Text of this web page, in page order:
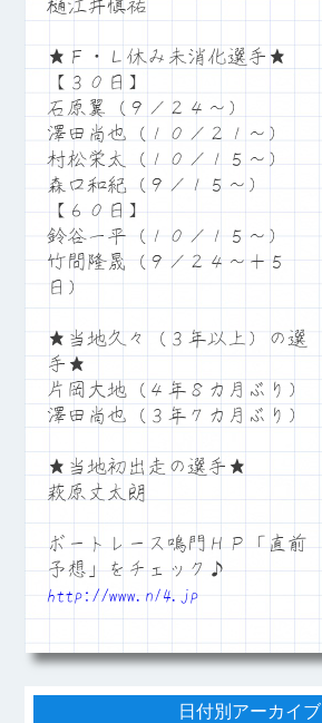
樋江井愼祐
★Ｆ・Ｌ休み未消化選手★
【３０日】
石原翼（９／２４～）
澤田尚也（１０／２１～）
村松栄太（１０／１５～）
森口和紀（９／１５～）
【６０日】
鈴谷一平（１０／１５～）
竹間隆晟（９／２４～＋５
日）
★当地久々（３年以上）の選
手★
片岡大地（４年８カ月ぶり）
澤田尚也（３年７カ月ぶり）
★当地初出走の選手★
萩原丈太朗
ボートレース鳴門ＨＰ「直前
予想」をチェック♪
http://www.n14.jp
日付別アーカイブ